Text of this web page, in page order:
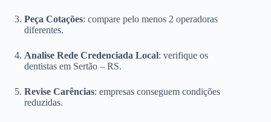
Peça Cotações: compare pelo menos 2 operadoras
diferentes.
Analise Rede Credenciada Local: verifique os
dentistas em Sertão – RS.
Revise Carências: empresas conseguem condições
reduzidas.